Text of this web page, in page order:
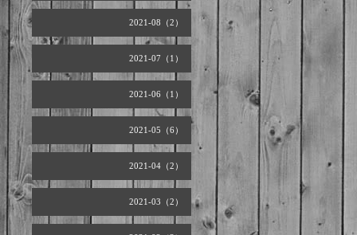
2021-08（2）
2021-07（1）
2021-06（1）
2021-05（6）
2021-04（2）
2021-03（2）